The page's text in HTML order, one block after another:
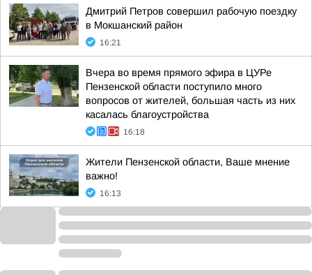
Дмитрий Петров совершил рабочую поездку
в Мокшанский район
16:21
Вчера во время прямого эфира в ЦУРе
Пензенской области поступило много
вопросов от жителей, большая часть из них
касалась благоустройства
16:18
Жители Пензенской области, Ваше мнение
важно!
16:13